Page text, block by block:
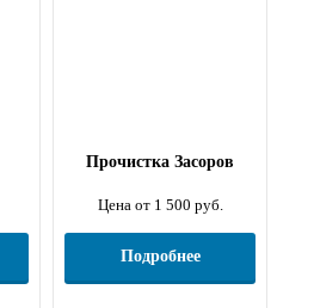
Прочистка Засоров
Цена от 1 500 руб.
Подробнее